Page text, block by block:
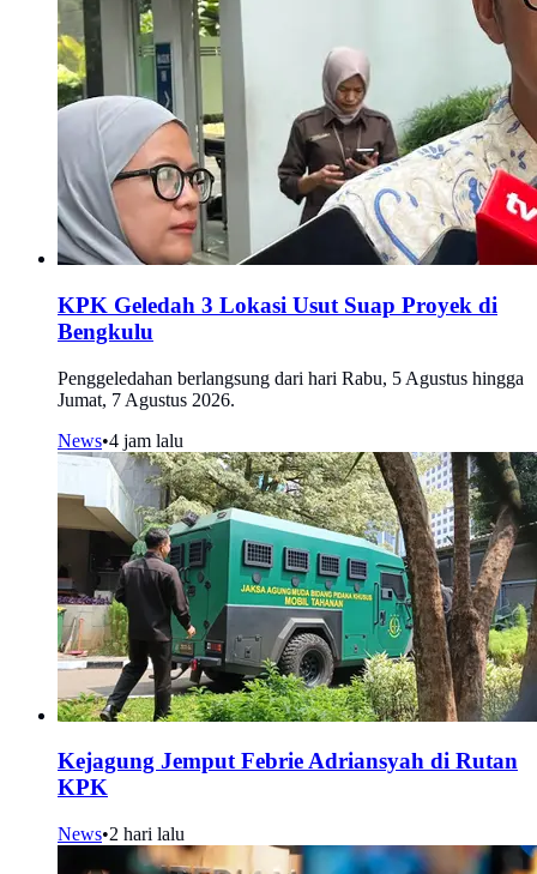
KPK Geledah 3 Lokasi Usut Suap Proyek di
Bengkulu
Penggeledahan berlangsung dari hari Rabu, 5 Agustus hingga
Jumat, 7 Agustus 2026.
News•4 jam lalu
Kejagung Jemput Febrie Adriansyah di Rutan
KPK
News•2 hari lalu